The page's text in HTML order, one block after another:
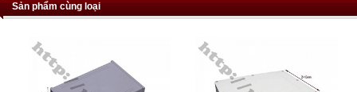
Sản phẩm cùng loại